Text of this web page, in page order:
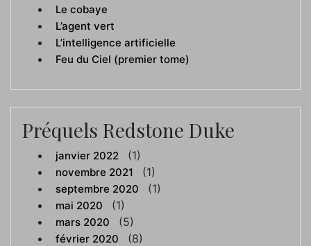
Le cobaye
L’agent vert
L’intelligence artificielle
Feu du Ciel (premier tome)
Préquels Redstone Duke
janvier 2022 (1)
novembre 2021 (1)
septembre 2020 (1)
mai 2020 (1)
mars 2020 (5)
février 2020 (8)